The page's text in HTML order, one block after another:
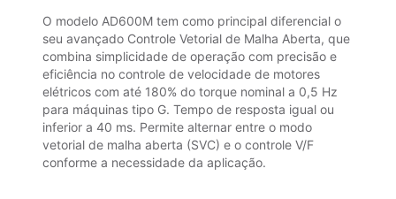
O modelo AD600M tem como principal diferencial o
seu avançado Controle Vetorial de Malha Aberta, que
combina simplicidade de operação com precisão e
eficiência no controle de velocidade de motores
elétricos com até 180% do torque nominal a 0,5 Hz
para máquinas tipo G. Tempo de resposta igual ou
inferior a 40 ms. Permite alternar entre o modo
vetorial de malha aberta (SVC) e o controle V/F
conforme a necessidade da aplicação.